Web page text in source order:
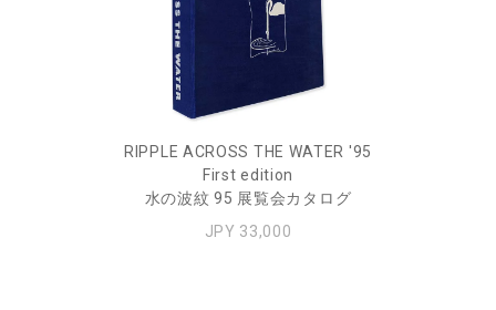
RIPPLE ACROSS THE WATER '95
First edition
水の波紋 95 展覧会カタログ
JPY 33,000